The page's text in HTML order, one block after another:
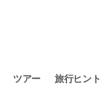
ツアー 旅行ヒント